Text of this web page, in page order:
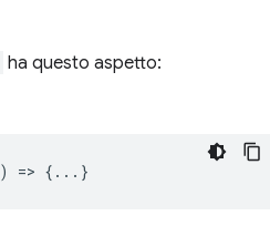
ha questo aspetto:
) => {...}